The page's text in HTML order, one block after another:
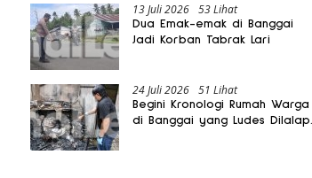
13 Juli 2026 53 Lihat
Dua Emak-emak di Banggai
Jadi Korban Tabrak Lari
24 Juli 2026 51 Lihat
Begini Kronologi Rumah Warga
di Banggai yang Ludes Dilalap